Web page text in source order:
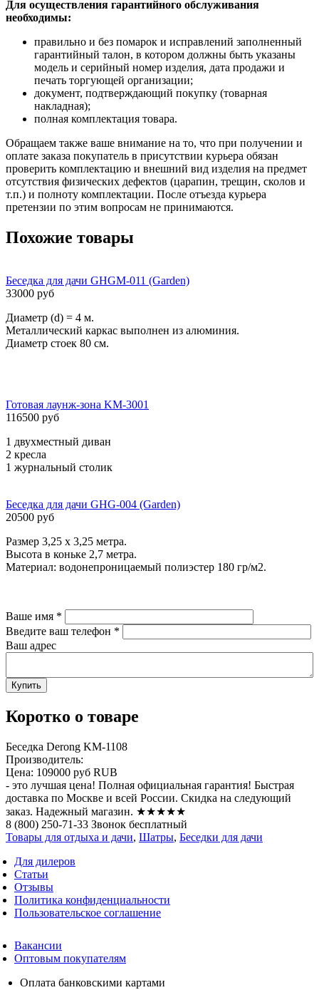
Для осуществления гарантийного обслуживания
необходимы:
правильно и без помарок и исправлений заполненный
гарантийный талон, в котором должны быть указаны
модель и серийный номер изделия, дата продажи и
печать торгующей организации;
документ, подтверждающий покупку (товарная
накладная);
полная комплектация товара.
Обращаем также ваше внимание на то, что при получении и
оплате заказа покупатель в присутствии курьера обязан
проверить комплектацию и внешний вид изделия на предмет
отсутствия физических дефектов (царапин, трещин, сколов и
т.п.) и полноту комплектации. После отъезда курьера
претензии по этим вопросам не принимаются.
Похожие товары
Беседка для дачи GHGM-011 (Garden)
33000 руб
Диаметр (d) = 4 м.
Металлический каркас выполнен из алюминия.
Диаметр стоек 80 cм.
Готовая лаунж-зона KM-3001
116500 руб
1 двухместный диван
2 кресла
1 журнальный столик
Беседка для дачи GHG-004 (Garden)
20500 руб
Размер 3,25 х 3,25 метра.
Высота в коньке 2,7 метра.
Материал: водонепроницаемый полиэстер 180 гр/м2.
Ваше имя *
Введите ваш телефон *
Ваш адрес
Коротко о товаре
Беседка Derong KM-1108
Производитель:
Цена: 109000 руб RUB
- это лучшая цена! Полная официальная гарантия! Быстрая
доставка по Москве и всей России. Скидка на следующий
заказ. Надежный магазин. ★★★★★
8 (800) 250-71-33 Звонок бесплатный
Товары для отдыха и дачи, Шатры, Беседки для дачи
Для дилеров
Статьи
Отзывы
Политика конфиденциальности
Пользовательское соглашение
Вакансии
Оптовым покупателям
Оплата банковскими картами